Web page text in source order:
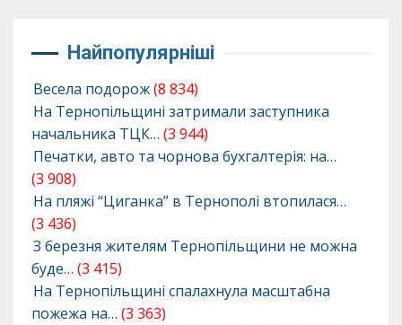
Найпопулярніші
Весела подорож(8 834)
На Тернопільщині затримали заступника
начальника ТЦК… (3 944)
Печатки, авто та чорнова бухгалтерія: на…
(3 908)
На пляжі “Циганка” в Тернополі втопилася…
(3 436)
З березня жителям Тернопільщини не можна
буде… (3 415)
На Тернопільщині спалахнула масштабна
пожежа на… (3 363)